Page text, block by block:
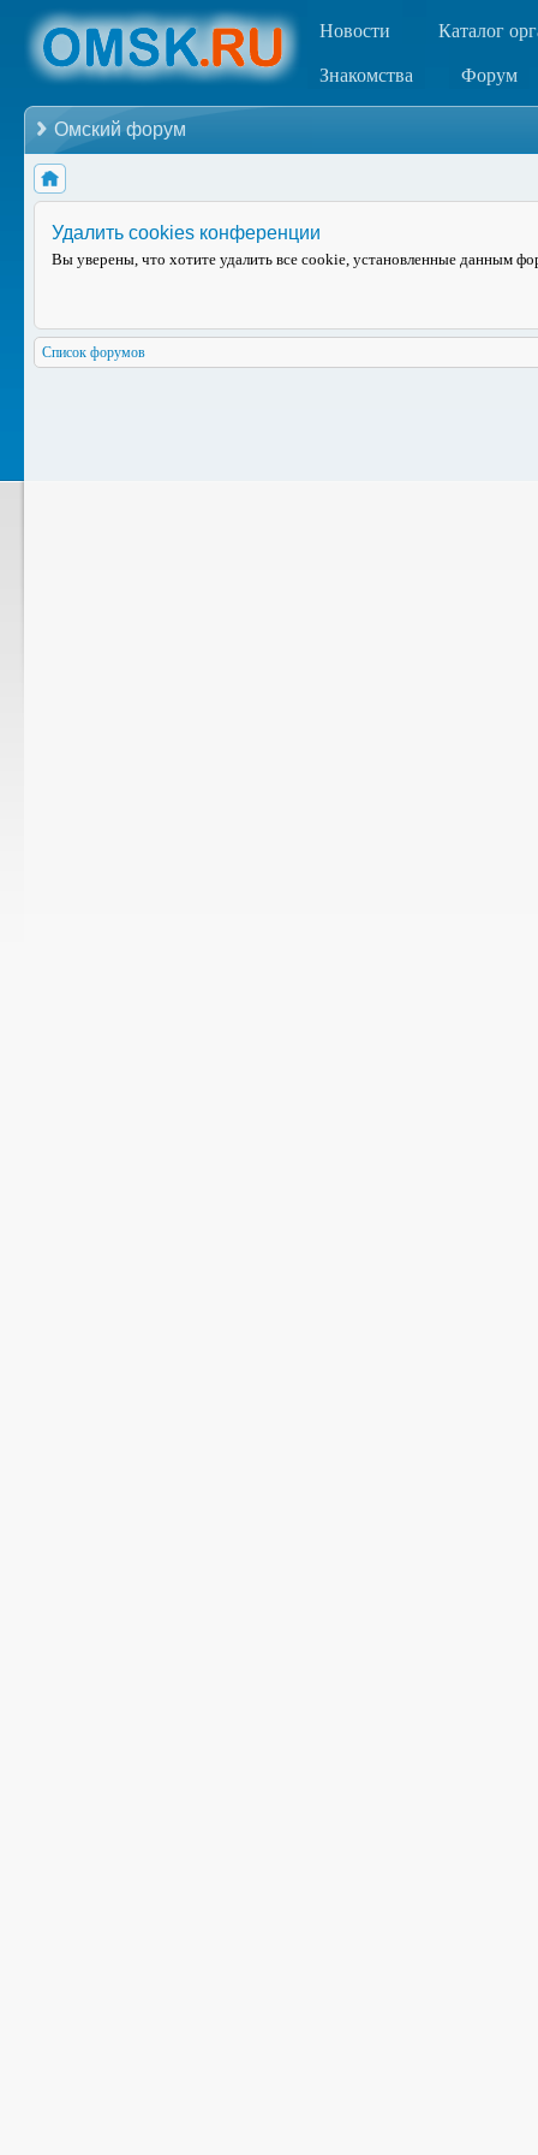
Новости Каталог
Знакомства Форум
Омский форум
Удалить cookies конференции
Вы уверены, что хотите удалить все cookie, установленные данным
Список форумов